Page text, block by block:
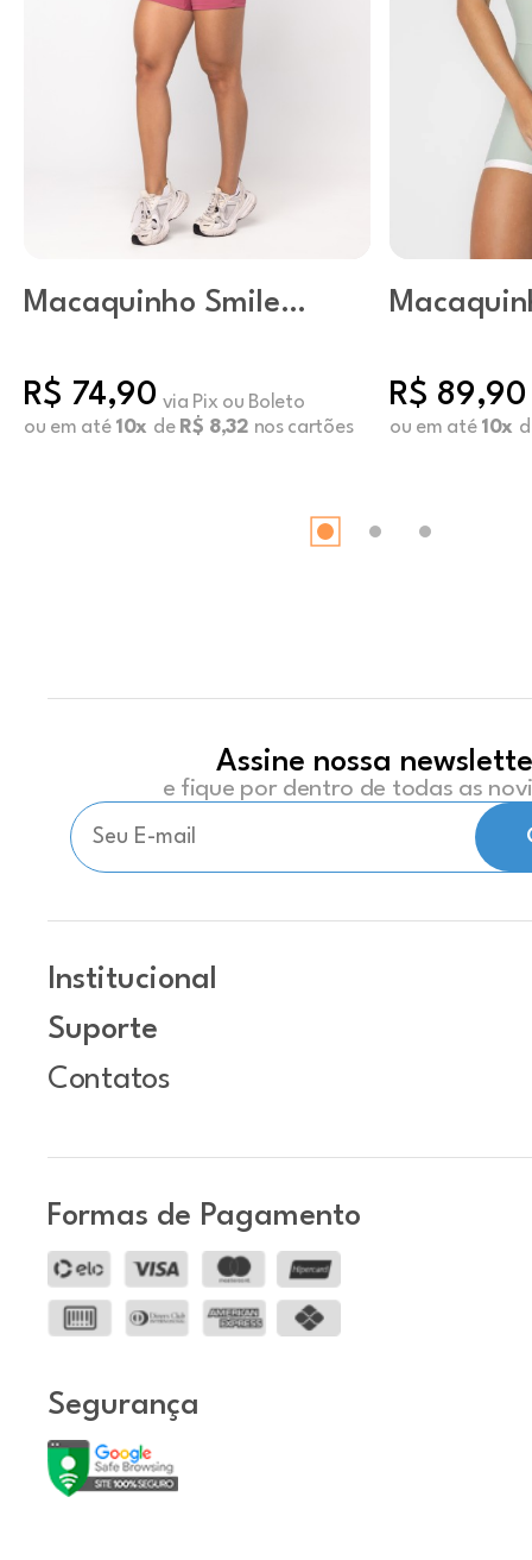
Macaquinho Smile
R$ 74,90 via Pix ou Boleto
ou em até 10x de R$ 8,32 nos cartões
R$ 89,90
ou em até 10x
Assine nossa
e fique por dentro de todas as
Institucional
Suporte
Contatos
Formas de Pagamento
Segurança